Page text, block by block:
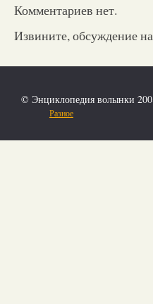
Комментариев нет.
Извините, обсуждение
© Энциклопедия волынки
Разное